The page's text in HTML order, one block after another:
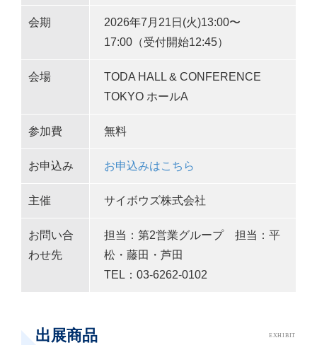
会期
2026年7月21日(火)13:00〜
17:00（受付開始12:45）
会場
TODA HALL & CONFERENCE
TOKYO ホールA
参加費 無料
お申込み お申込みはこちら
主催 サイボウズ株式会社
お問い合
わせ先
担当：第2営業グループ 担当：平
松・藤田・芦田
TEL：03-6262-0102
出展商品 EXHIBIT